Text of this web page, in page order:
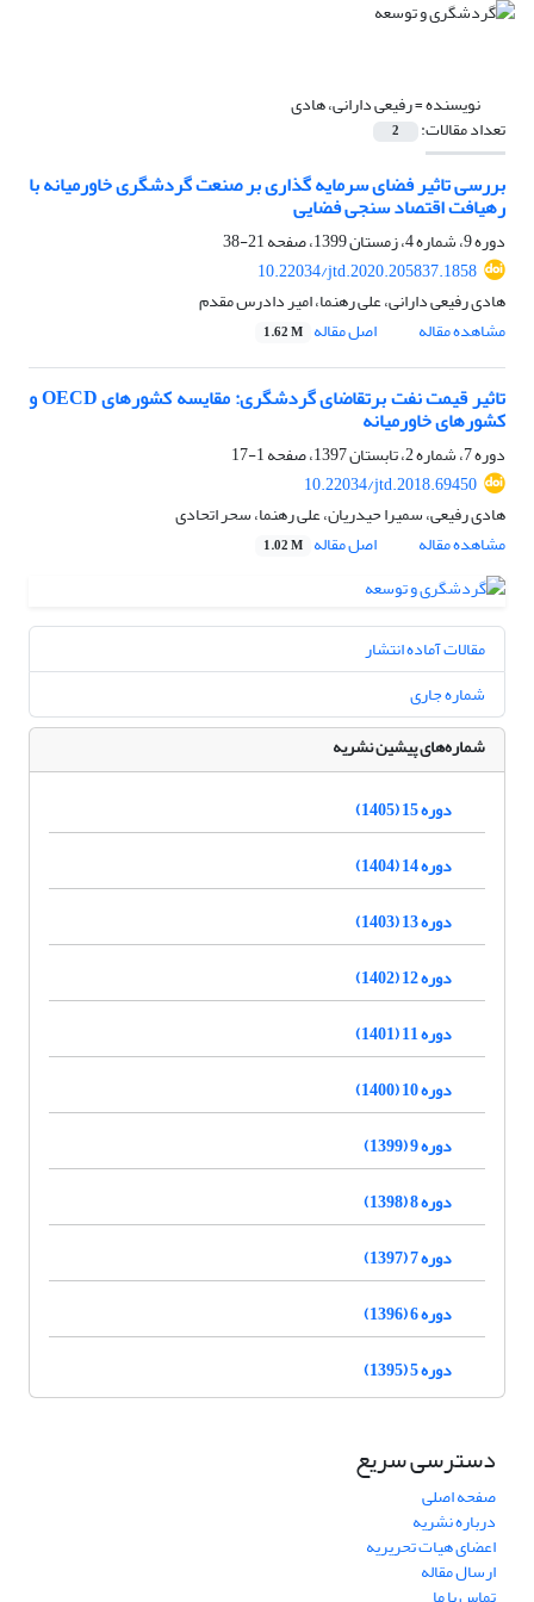
نویسنده =رفیعی دارانی، هادی
تعداد مقالات: 2
بررسی تاثیر فضای سرمایه گذاری بر صنعت گردشگری خاورمیانه با
رهیافت اقتصاد سنجی فضایی
دوره 9، شماره 4، زمستان 1399، صفحه
21-38
10.22034/jtd.2020.205837.1858
هادی رفیعی دارانی، علی رهنما، امیر دادرس مقدم
مشاهده مقاله
اصل مقاله 1.62 M
تاثیر قیمت نفت برتقاضای گردشگری: مقایسه کشورهای OECD و
کشورهای خاورمیانه
دوره 7، شماره 2، تابستان 1397، صفحه
1-17
10.22034/jtd.2018.69450
هادی رفیعی، سمیرا حیدریان، علی رهنما، سحر اتحادی
مشاهده مقاله
اصل مقاله 1.02 M
مقالات آماده انتشار
شماره جاری
شماره‌های پیشین نشریه
دوره 15 (1405)
دوره 14 (1404)
دوره 13 (1403)
دوره 12 (1402)
دوره 11 (1401)
دوره 10 (1400)
دوره 9 (1399)
دوره 8 (1398)
دوره 7 (1397)
دوره 6 (1396)
دوره 5 (1395)
دسترسی سریع
صفحه اصلی
درباره نشریه
اعضای هیات تحریریه
ارسال مقاله